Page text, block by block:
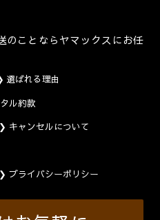
のことならヤマックスにお任
選ばれる理由
ル約款
キャンセルについて
プライバシーポリシー